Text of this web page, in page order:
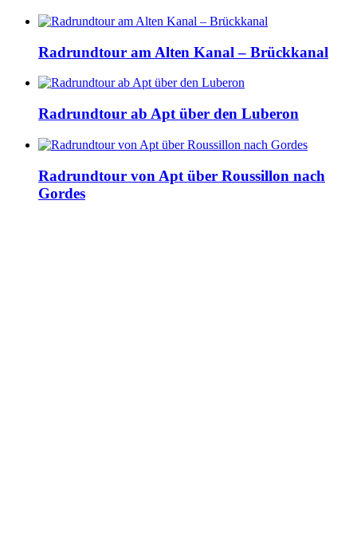
Radrundtour am Alten Kanal – Brückkanal
Radrundtour ab Apt über den Luberon
Radrundtour von Apt über Roussillon nach
Gordes